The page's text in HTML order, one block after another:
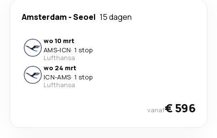
Amsterdam -Seoel 15 dagen
wo 10 mrt
AMS-ICN· 1 stop
Lufthansa
wo 24 mrt
ICN-AMS· 1 stop
Lufthansa
vanaf€ 596